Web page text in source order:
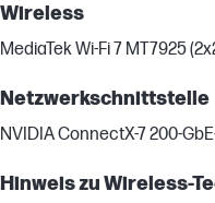
Wireless
MediaTek Wi-Fi 7 MT7925
Netzwerkschnittstelle
NVIDIA ConnectX-7 200-
Hinweis zu Wireless-